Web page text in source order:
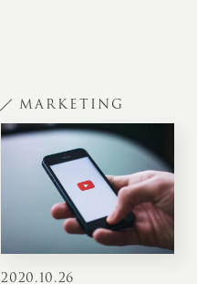
MARKETING
2020.10.26